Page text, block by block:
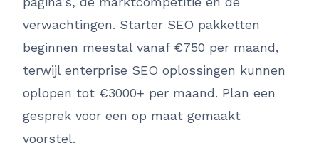
verwachtingen. Starter SEO pakketten
beginnen meestal vanaf €750 per maand,
terwijl enterprise SEO oplossingen kunnen
oplopen tot €3000+ per maand. Plan een
gesprek voor een op maat gemaakt
voorstel.